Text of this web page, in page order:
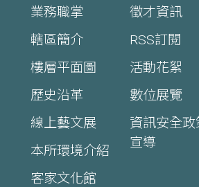
業務職掌
轄區簡介
樓層平面圖
歷史沿革
線上藝文展
本所環境介紹
客家文化館
徵才資訊
RSS訂閱
活動花絮
數位展覽
資訊安全政
宣導